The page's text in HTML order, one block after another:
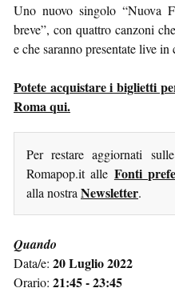
Uno nuovo singolo “Nuova
breve”, con quattro canzoni
e che saranno presentate live in
Potete acquistare i biglietti
Roma qui.
Per restare aggiornati
Romapop.it alle Fonti
alla nostra Newsletter.
Quando
Data/e: 20 Luglio 2022
Orario: 21:45 - 23:45